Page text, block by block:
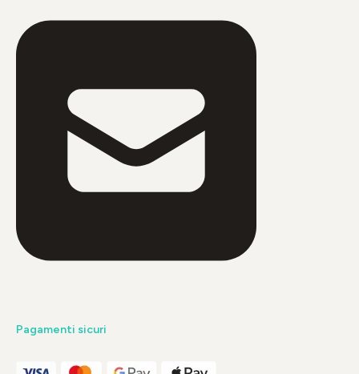
Pagamenti sicuri